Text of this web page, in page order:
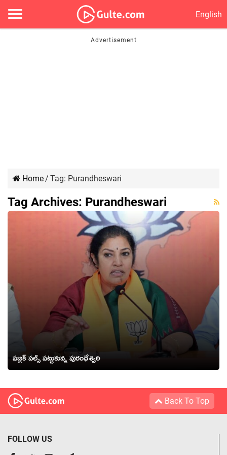
English
Home/ Tag: Purandheswari
Tag Archives: Purandheswari
పబ్లిక్ పల్స్ పట్టుకున్న పురంధేశ్వరి
Back To Top
FOLLOW US